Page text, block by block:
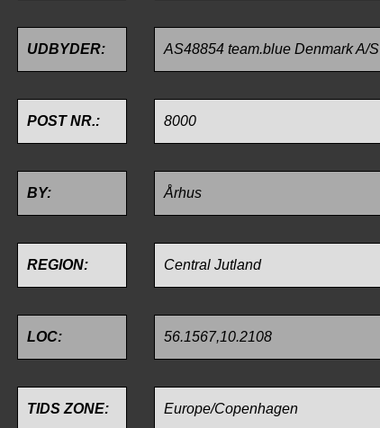
UDBYDER: AS48854 team.blue Denmark A/S
POST NR.: 8000
BY: Århus
REGION: Central Jutland
LOC: 56.1567,10.2108
TIDS ZONE: Europe/Copenhagen